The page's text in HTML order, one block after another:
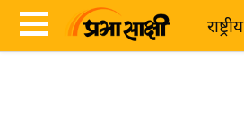
राष्ट्रीय